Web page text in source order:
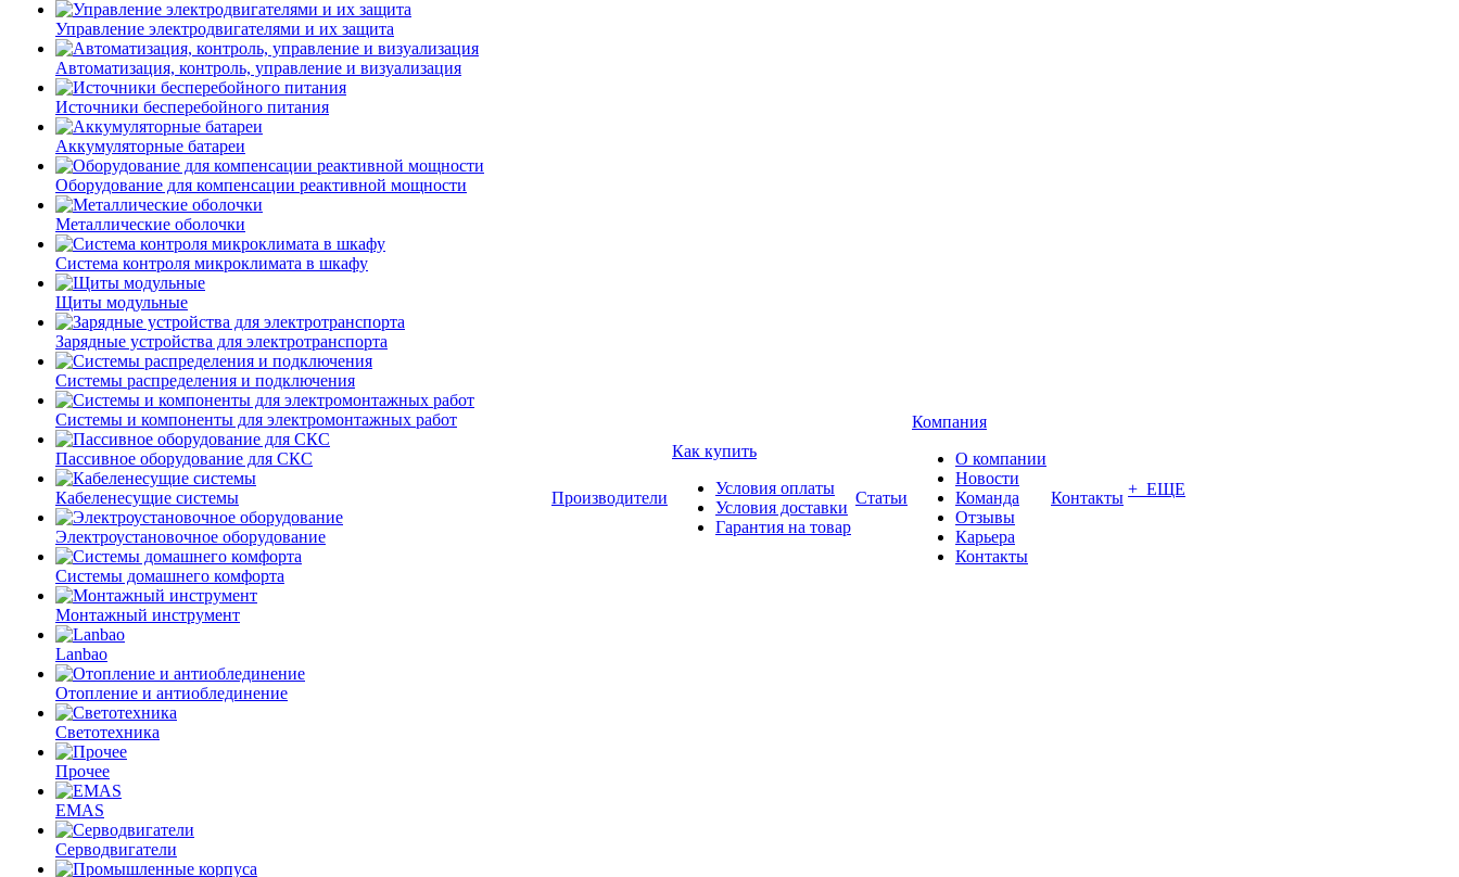
Управление электродвигателями и их защита
Автоматизация, контроль, управление и визуализация
Источники бесперебойного питания
Аккумуляторные батареи
Оборудование для компенсации реактивной мощности
Металлические оболочки
Система контроля микроклимата в шкафу
Щиты модульные
Зарядные устройства для электротранспорта
Системы распределения и подключения
Системы и компоненты для электромонтажных работ
Пассивное оборудование для СКС
Кабеленесущие системы
Электроустановочное оборудование
Системы домашнего комфорта
Монтажный инструмент
Lanbao
Отопление и антиоблединение
Светотехника
Прочее
EMAS
Cерводвигатели
Производители
Как купить
Условия оплаты
Условия доставки
Гарантия на товар
Статьи
Компания
О компании
Новости
Команда
Отзывы
Карьера
Контакты
Контакты + ЕЩЕ